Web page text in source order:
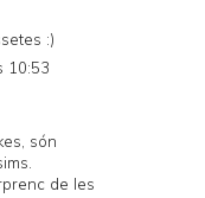
:)
10:53
són
de les